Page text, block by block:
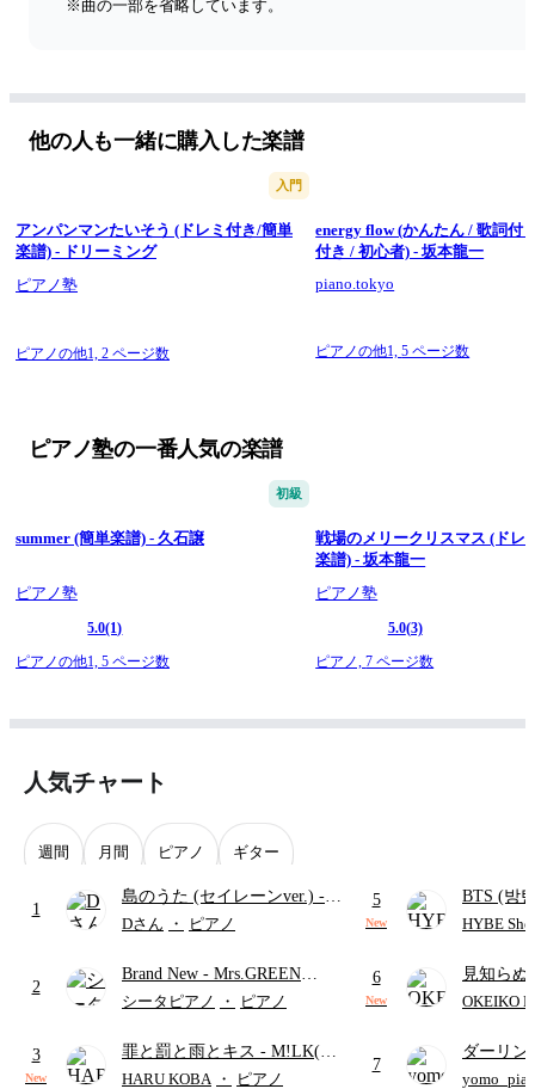
※曲の一部を省略しています。
他の人も一緒に購入した楽譜
入門
アンパンマンたいそう (ドレミ付き/簡単
楽譜) - ドリーミング
ピアノ塾
ピアノの他1, 2 ページ数
energy flow (かんたん / 歌詞付
付き / 初心者) - 坂本龍一
piano.tokyo
ピアノの他1,5 ページ数
ピアノ塾の一番人気の楽譜
初級
summer (簡単楽譜) - 久石譲
ピアノ塾
5.0(1)
ピアノの他1, 5 ページ数
戦場のメリークリスマス (ドレ
楽譜) - 坂本龍一
ピアノ塾
5.0(3)
ピアノ,7 ページ数
人気チャート
週間 月間 ピアノ ギター
1
島のうた (セイレーンver.) -
セイレーン(CV.鈴木みのり)
ード・ペダル付き/『映画ちい
かわ 人魚の島のひみつ』よ
Dさん ・ ピアノ
2
Brand New - Mrs.GREEN
APPLE
シータピアノ ・ ピアノ
3
New
罪と罰と雨とキス - M!LK(佐
野勇斗&吉田仁人)
HARU KOBA ・ ピアノ
5
New
BTS (방
HYBE
6
New
見知ら
ャツが乾
OKEIKO
7
ダーリン
APPLE (